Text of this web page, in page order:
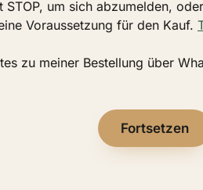
STOP, um sich abzumelden,
Voraussetzung für den Kauf.
zu meiner Bestellung über
Fortsetzen